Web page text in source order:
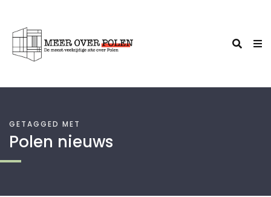
GETAGGED MET
Polen nieuws